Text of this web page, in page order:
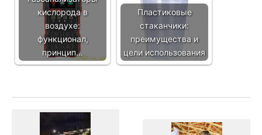
кислорода в
воздухе:
функционал,
принцип…
Пластиковые
стаканчики:
преимущества и
цели использования